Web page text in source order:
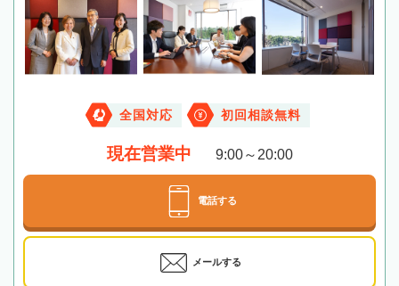
全国対応 初回相談無料
現在営業中 9:00～20:00
電話する
メールする